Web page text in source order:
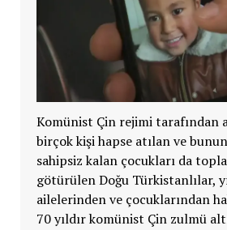
Komünist Çin rejimi tarafından
birçok kişi hapse atılan ve bunun
sahipsiz kalan çocukları da
götürülen Doğu Türkistanlılar,
ailelerinden ve çocuklarından
70 yıldır komünist Çin zulmü